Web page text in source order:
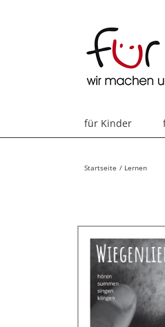
für Kinder
Startseite Lernen